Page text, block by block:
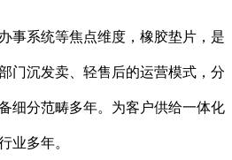
事系统等焦点维度，橡胶垫片，是
门沉发卖、轻售后的运营模式，分
细分范畴多年。为客户供给一体化
业多年。